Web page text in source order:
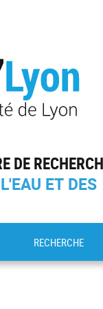
DE
ET DES
RECHERCHE